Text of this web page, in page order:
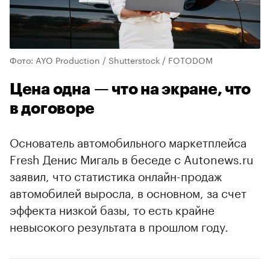
Фото: AYO Production / Shutterstock / FOTODOM
Цена одна — что на экране, что
в договоре
Основатель автомобильного маркетплейса
Fresh Денис Мигаль в беседе с Autonews.ru
заявил, что статистика онлайн-продаж
автомобилей выросла, в основном, за счет
эффекта низкой базы, то есть крайне
невысокого результата в прошлом году.